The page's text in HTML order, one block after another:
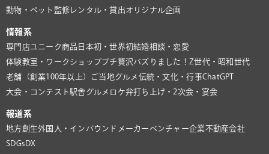
動物・ペット 監修 レンタル・貸出オリジナル企画
情報系
専門店ユニーク商品 日本初・世界初結婚相談・恋愛
体験教室・ワークショッププチ贅沢バズりました！ Z世代・昭和世代
老舗（創業100年以上）
ご当地グルメ 伝統・文化・行事ChatGPT
大会・コンテスト 駅舎グルメ ロケ弁打ち上げ・2次会・宴会
報道系
地方創生外国人・インバウンド メーカー ベンチャー企業不動産会社
SDGs DX